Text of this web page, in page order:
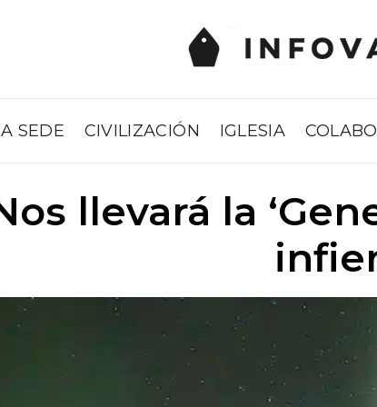
SEDE CIVILIZACIÓN IGLESIA
llevará la